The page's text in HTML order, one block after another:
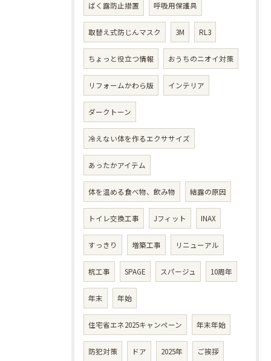
ばく露防止措置 呼吸用保護具
取替え式防じんマスク 3M RL3
ちょっと役立つ情報 おうちのニオイ対策
リフォームかわら版 インテリア
ダークトーン
冷えない体を作るエクササイズ
あったかアイテム
体を温める食べ物、飲み物 結露の原因
トイレ交換工事 Jフィット INAX
すっきり 増築工事 リニューアル
杭工事 SPAGE スパージュ 10周年
年末 年始
住宅省エネ2025キャンペーン 年末年始
防犯対策 ドア 2025年 ご挨拶